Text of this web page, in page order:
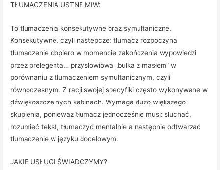
TŁUMACZENIA USTNE MIW:
To tłumaczenia konsekutywne oraz symultaniczne.
Konsekutywne, czyli następcze: tłumacz rozpoczyna
tłumaczenie dopiero w momencie zakończenia wypowiedzi
przez prelegenta… przysłowiowa „bułka z masłem” w
porównaniu z tłumaczeniem symultanicznym, czyli
równoczesnym. Z racji swojej specyfiki często wykonywane w
dźwiękoszczelnych kabinach. Wymaga dużo większego
skupienia, ponieważ tłumacz jednocześnie musi: słuchać,
rozumieć tekst, tłumaczyć mentalnie a następnie odtwarzać
tłumaczenie w języku docelowym.
JAKIE USŁUGI ŚWIADCZYMY?